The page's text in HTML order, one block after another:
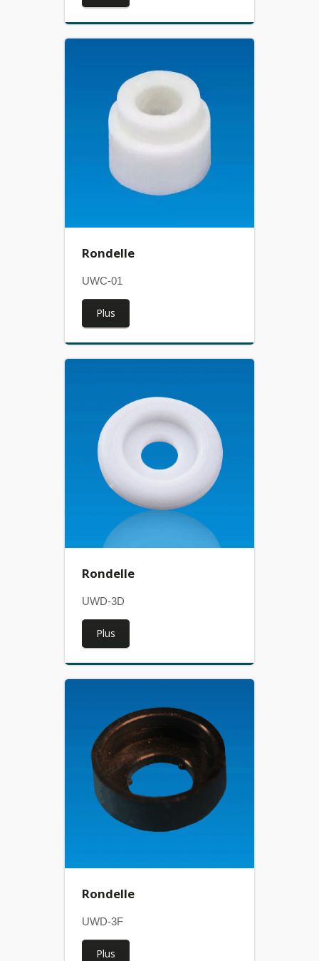
Rondelle
UWC-01
Plus
Rondelle
UWD-3D
Plus
Rondelle
UWD-3F
Plus